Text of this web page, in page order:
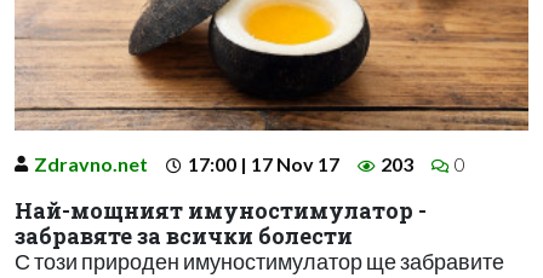
Zdravno.net 17:00 | 17 Nov 17 203 0
Най-мощният имуностимулатор -
забравяте за всички болести
С този природен имуностимулатор ще забравите